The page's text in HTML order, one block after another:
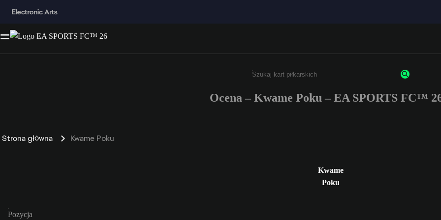
Wpisz co najmniej 3 znaki lub cyfry.
Ocena – Kwame Poku – EA SPORTS FC™
Strona główna Kwame Poku
Kwame
Poku
Pozycja